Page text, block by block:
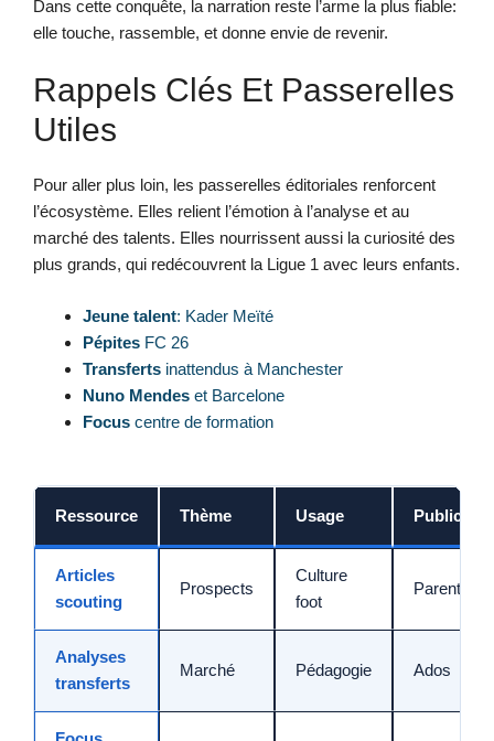
Dans cette conquête, la narration reste l’arme la plus fiable:
elle touche, rassemble, et donne envie de revenir.
Rappels Clés Et Passerelles
Utiles
Pour aller plus loin, les passerelles éditoriales renforcent
l’écosystème. Elles relient l’émotion à l’analyse et au
marché des talents. Elles nourrissent aussi la curiosité des
plus grands, qui redécouvrent la Ligue 1 avec leurs enfants.
Jeune talent: Kader Meïté
Pépites FC 26
Transferts inattendus à Manchester
Nuno Mendes et Barcelone
Focus centre de formation
Ressource Thème Usage Public
Articles
scouting
Prospects
Culture
foot
Parents/
Analyses
transferts
Marché Pédagogie Ados